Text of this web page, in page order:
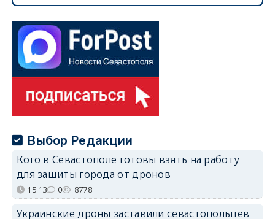
Выбор Редакции
Кого в Севастополе готовы взять на работу
для защиты города от дронов
15:13 0 8778
Украинские дроны заставили севастопольцев